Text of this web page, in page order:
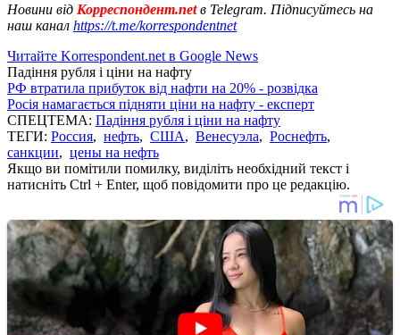
Новини від Корреспондент.netв Telegram. Підписуйтесь на
наш канал https://t.me/korrespondentnet
Читайте Korrespondent.net в Google News
Падіння рубля і ціни на нафту
РФ втратила прибуток від нафти на 20% - розвідка
Росія намагається підняти ціни на нафту - експерт
СПЕЦТЕМА: Падіння рубля і ціни на нафту
ТЕГИ: Россия, нефть, США, Венесуэла, Роснефть,
санкции, цены на нефть
Якщо ви помітили помилку, виділіть необхідний текст і
натисніть Ctrl + Enter, щоб повідомити про це редакцію.